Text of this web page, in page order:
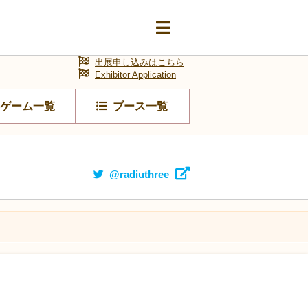
ゲーム一覧 ブース一覧
出展申し込みはこちら
Exhibitor Application
@radiuthree